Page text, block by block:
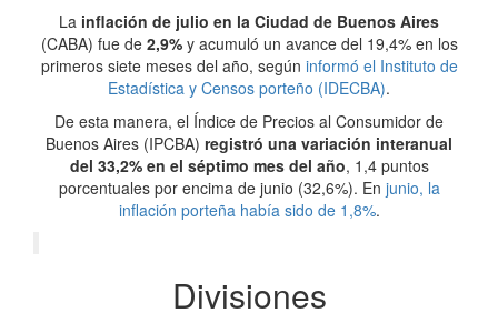
La inflación de julio en la Ciudad de Buenos Aires
(CABA) fue de 2,9% y acumuló un avance del 19,4% en los
primeros siete meses del año, según informó el Instituto de
Estadística y Censos porteño (IDECBA).
De esta manera, el Índice de Precios al Consumidor de
Buenos Aires (IPCBA) registró una variación interanual
del 33,2% en el séptimo mes del año, 1,4 puntos
porcentuales por encima de junio (32,6%). En junio, la
inflación porteña había sido de 1,8%.
Divisiones